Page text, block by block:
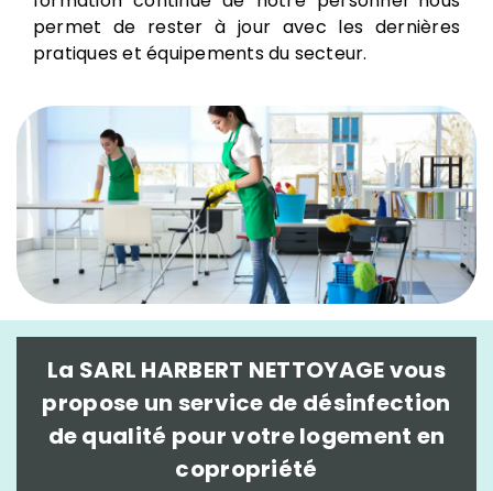
permet de rester à jour avec les dernières
pratiques et équipements du secteur.
La SARL HARBERT NETTOYAGE vous
propose un service de désinfection
de qualité pour votre logement en
copropriété